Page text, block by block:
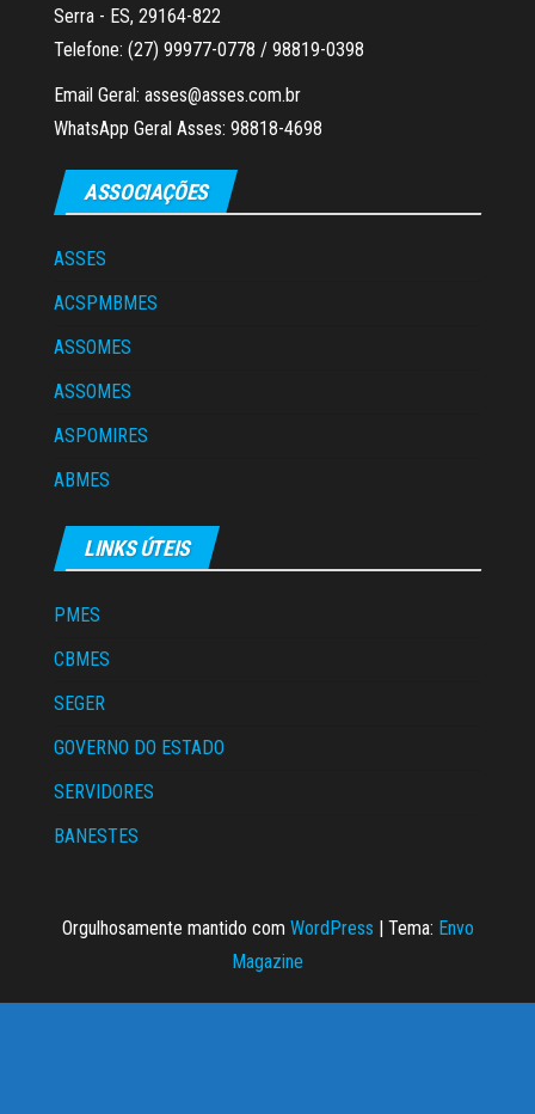
Serra - ES, 29164-822
Telefone: (27) 99977-0778 / 98819-0398
Email Geral: asses@asses.com.br
WhatsApp Geral Asses: 98818-4698
ASSOCIAÇÕES
ASSES
ACSPMBMES
ASSOMES
ASSOMES
ASPOMIRES
ABMES
LINKS ÚTEIS
PMES
CBMES
SEGER
GOVERNO DO ESTADO
SERVIDORES
BANESTES
Orgulhosamente mantido com WordPress | Tema: Envo
Magazine